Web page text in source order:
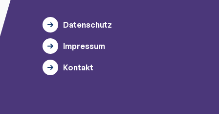
Datenschutz
Impressum
Kontakt